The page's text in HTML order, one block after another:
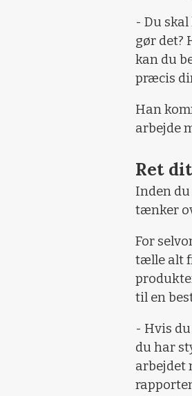
- Du
gør det?
kan du
præcis
Han
arbejde
Ret
Inden
tænker
For
tælle alt
til en
- Hvis
du har
arbejdet